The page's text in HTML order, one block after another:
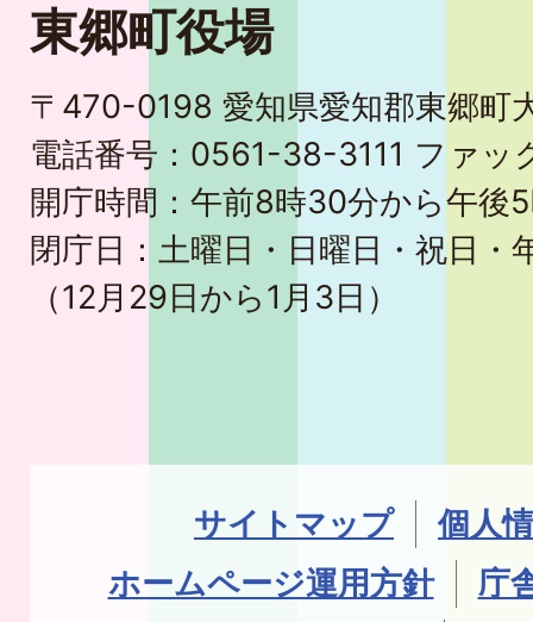
東郷町役場
〒470-0198 愛知県愛知郡東郷町
電話番号：0561-38-3111 ファ
開庁時間：午前8時30分から午後
閉庁日：土曜日・日曜日・祝日・
（12月29日から1月3日）
サイトマップ
個人
ホームページ運用方針
庁